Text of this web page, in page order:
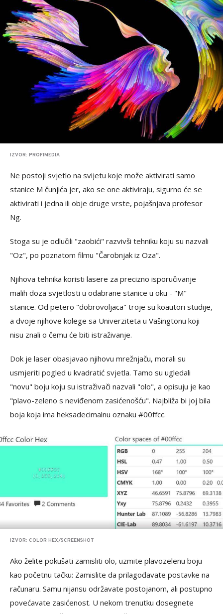
IZVOR: PROFIMEDIA
Ne postoji svjetlo na svijetu koje može aktivirati samo
stanice M čunjića jer, ako se one aktiviraju, sigurno će se
aktivirati i jedna ili obje druge vrste, pojašnjava profesor
Ng.
Stoga su je odlučili "zaobići" razvivši tehniku koju su nazvali
"Oz", po poznatom filmu "Čarobnjak iz Oza".
Njihova tehnika koristi lasere za precizno isporučivanje
malih doza svjetlosti u odabrane stanice u oku - "M"
stanice. Od petero "dobrovoljaca" troje su koautori studije,
a dvoje njihove kolege sa Univerziteta u Vašingtonu koji
nisu znali o čemu će biti istraživanje.
Dok je laser obasjavao njihovu mrežnjaču, morali su
usmjeriti pogled u kvadratić svjetla. Tamo su ugledali
"novu" boju koju su istraživači nazvali "olo", a opisuju je kao
"plavo-zeleno s neviđenom zasićenošću". Najbliža bi joj bila
boja koja ima heksadecimalnu oznaku #00ffcc.
IZVOR: COLOR HEX/SCREENSHOT
Ako želite pokušati zamisliti olo, uzmite plavozelenu boju
kao početnu tačku: Zamislite da prilagođavate postavke na
računaru. Samu nijansu održavate postojanom, ali postupno
povećavate zasićenost. U nekom trenutku dosegnete